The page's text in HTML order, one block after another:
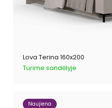
Lova Terina 160x200
Turime sandėlyje
Naujiena